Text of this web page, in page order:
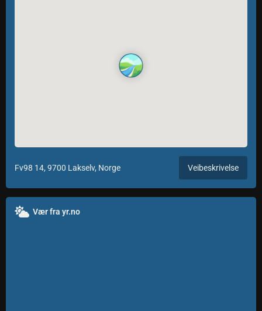
Fv98 14, 9700 Lakselv, Norge Veibeskrivelse
Vær fra yr.no